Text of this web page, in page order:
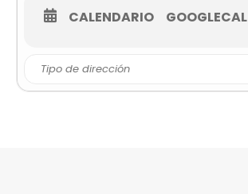
CALENDARIO GOOGLECAL